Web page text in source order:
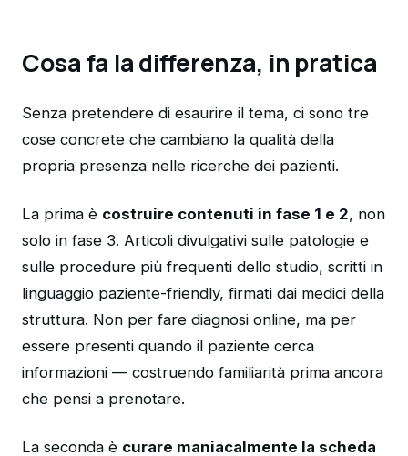
Cosa fa la differenza, in pratica
Senza pretendere di esaurire il tema, ci sono tre
cose concrete che cambiano la qualità della
propria presenza nelle ricerche dei pazienti.
La prima è costruire contenuti in fase 1 e 2, non
solo in fase 3. Articoli divulgativi sulle patologie e
sulle procedure più frequenti dello studio, scritti in
linguaggio paziente-friendly, firmati dai medici della
struttura. Non per fare diagnosi online, ma per
essere presenti quando il paziente cerca
informazioni — costruendo familiarità prima ancora
che pensi a prenotare.
La seconda è curare maniacalmente la scheda